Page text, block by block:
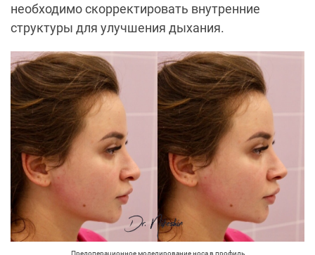
необходимо скорректировать внутренние
структуры для улучшения дыхания.